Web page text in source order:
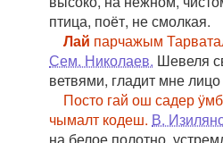
птица, поёт, не смолкая.
Лай парчажым
Сем. Николаев. Шевеля
ветвями, гладит мне лицо
Посто гай ош садер
чымалт кодеш. В.